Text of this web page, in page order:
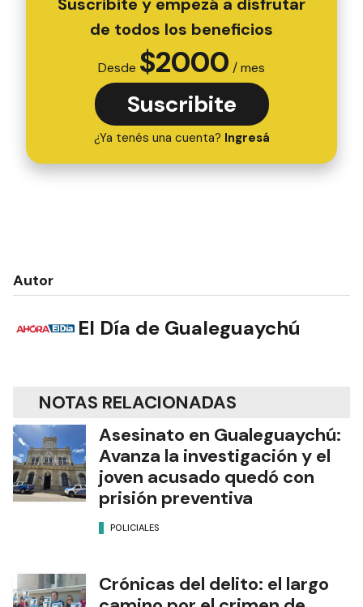
EXCLUSIVOS
Suscribite y empezá a disfrutar
de todos los beneficios
Desde $2000 / mes
Suscribite
Autor
NOTAS RELACIONADAS
Asesinato en Gualeguaychú:
Avanza la investigación y el
joven acusado quedó con
POLICIALES